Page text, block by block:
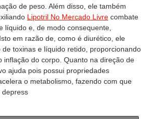
de peso. Além disso, ele também
Lipotril No Mercado Livre combate
líquido e, de modo consequente,
em razão de, como é diurético, ele
toxinas e líquido retido, proporcionando
inflação do corpo. Quanto na direção de
ajuda pois possui propriedades
o metabolismo, fazendo com que
depress